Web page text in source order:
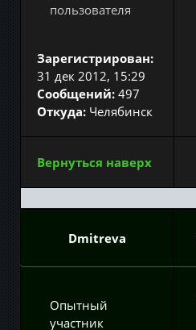
Зарегистрирован:
31 дек 2012, 15:29
Сообщений: 497
Откуда: Челябинск
Вернуться наверх
Dmitreva
Опытный
участник